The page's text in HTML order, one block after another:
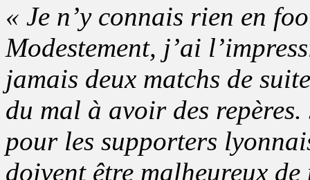
« Je n’y connais rien en
Modestement, j’ai
jamais deux matchs de
du mal à avoir des
pour les supporters
doivent être malheureux